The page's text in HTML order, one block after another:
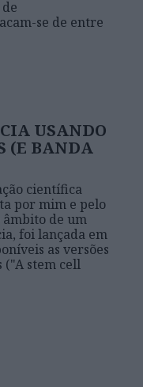
se de entre
USANDO
(E BANDA
científica
por mim e pelo
âmbito de um
foi lançada em
as versões
("A stem cell